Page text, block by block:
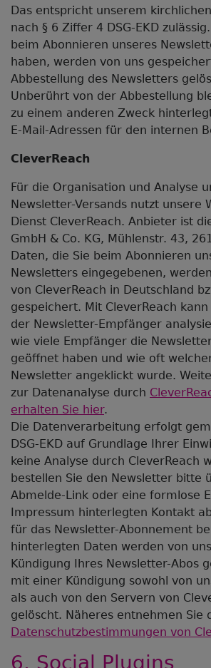
Das entspricht unserem
nach § 6 Ziffer 4 DSG-EKD
beim Abonnieren unseres
haben, werden von uns
Abbestellung des Newsletters
Unberührt von der Abbestellung
zu einem anderen Zweck
E-Mail-Adressen für den internen
CleverReach
Für die Organisation und Analyse
Newsletter-Versands nutzt unsere
Dienst CleverReach. Anbieter ist
GmbH & Co. KG, Mühlenstr. 43,
Daten, die Sie beim Abonnieren
Newsletters eingegebenen,
von CleverReach in Deutschland
gespeichert. Mit CleverReach
der Newsletter-Empfänger
wie viele Empfänger die
geöffnet haben und wie oft
Newsletter angeklickt wurde.
zur Datenanalyse durch
erhalten Sie hier.
Die Datenverarbeitung erfolgt
DSG-EKD auf Grundlage Ihrer
keine Analyse durch CleverReach
bestellen Sie den Newsletter bitte
Abmelde-Link oder eine formlose
Impressum hinterlegten Kontakt
für das Newsletter-Abonnement
hinterlegten Daten werden von
Kündigung Ihres Newsletter-Abos
mit einer Kündigung sowohl von
als auch von den Servern von
gelöscht. Näheres entnehmen Sie
Datenschutzbestimmungen von
6. Social Plugins